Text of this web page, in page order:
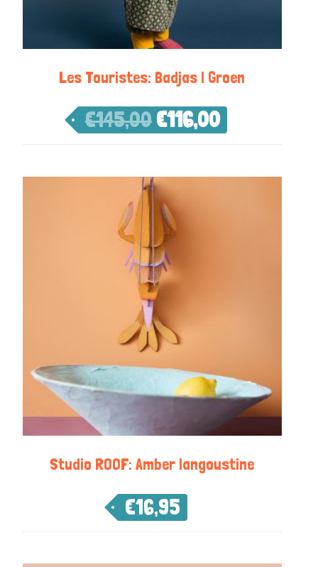
Les Touristes: Badjas | Groen
€145,00 €116,00
Studio ROOF: Amber langoustine
€16,95